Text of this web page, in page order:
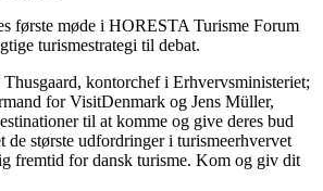
første møde i HORESTA Turisme Forum
turismestrategi til debat.
kontorchef i Erhvervsministeriet;
for VisitDenmark og Jens Müller,
til at komme og give deres bud
de største udfordringer i turismeerhvervet
fremtid for dansk turisme. Kom og giv dit